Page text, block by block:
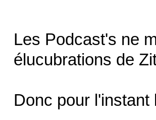
Les Podcast's ne
élucubrations de
Donc pour